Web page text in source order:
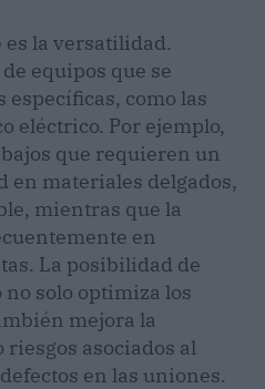
es la versatilidad.
equipos que se
específicas, como las
eléctrico. Por ejemplo,
que requieren un
en materiales delgados,
mientras que la
en
La posibilidad de
solo optimiza los
mejora la
asociados al
en las uniones.